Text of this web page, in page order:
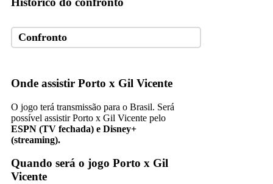
Confronto
Onde assistir Porto x Gil Vicente
O jogo terá transmissão para o Brasil. Será
possível assistir Porto x Gil Vicente pelo
ESPN (TV fechada) e Disney+
(streaming).
Quando será o jogo Porto x Gil
Vicente